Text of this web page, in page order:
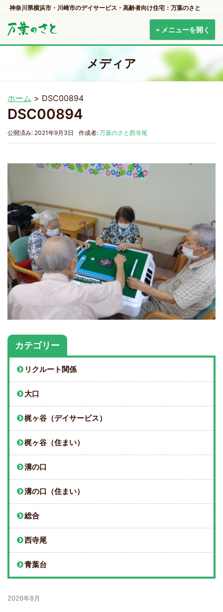
神奈川県横浜市・川崎市のデイサービス・高齢者向け住宅：万葉のさと
メニューを開く
メディア
ホーム > DSC00894
DSC00894
公開済み: 2021年9月3日 作成者: 万葉のさと西寺尾
カテゴリー
リクルート関係
大口
梶ヶ谷（デイサービス）
梶ヶ谷（住まい）
溝の口
溝の口（住まい）
総合
西寺尾
青葉台
2026年8月